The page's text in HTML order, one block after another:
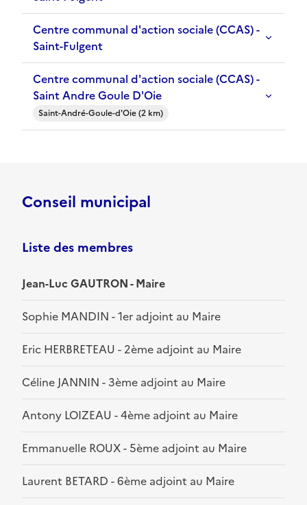
Centre communal d'action sociale (CCAS) -
Saint-Fulgent
Centre communal d'action sociale (CCAS) -
Saint Andre Goule D'Oie
Saint-André-Goule-d'Oie (2 km)
Conseil municipal
Liste des membres
Jean-Luc GAUTRON - Maire
Sophie MANDIN - 1er adjoint au Maire
Eric HERBRETEAU - 2ème adjoint au Maire
Céline JANNIN - 3ème adjoint au Maire
Antony LOIZEAU - 4ème adjoint au Maire
Emmanuelle ROUX - 5ème adjoint au Maire
Laurent BETARD - 6ème adjoint au Maire